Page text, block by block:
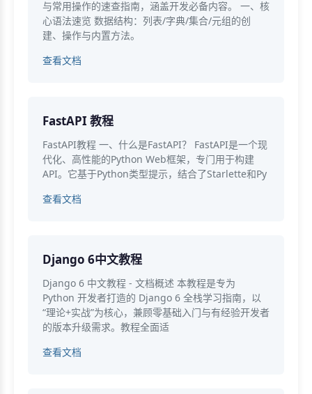
与常用操作的速查指南，涵盖开发必备内容。 一、核
心语法速览 数据结构：列表/字典/集合/元组的创
建、操作与内置方法。
查看文档
FastAPI 教程
FastAPI教程 一、什么是FastAPI？ FastAPI是一个现
代化、高性能的Python Web框架，专门用于构建
API。它基于Python类型提示，结合了Starlette和Py
查看文档
Django 6中文教程
Django 6 中文教程 - 文档概述 本教程是专为
Python 开发者打造的 Django 6 全栈学习指南，以
“理论+实战”为核心，兼顾零基础入门与有经验开发者
的版本升级需求。教程全面适
查看文档